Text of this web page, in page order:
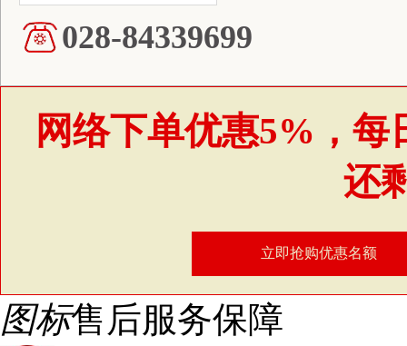
028-84339699
网络下单优惠5%，
还
立即抢购优惠名额
图标售后服务保障